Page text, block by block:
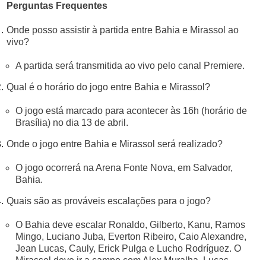
Perguntas Frequentes
Onde posso assistir à partida entre Bahia e Mirassol ao
vivo?
A partida será transmitida ao vivo pelo canal Premiere.
Qual é o horário do jogo entre Bahia e Mirassol?
O jogo está marcado para acontecer às 16h (horário de
Brasília) no dia 13 de abril.
Onde o jogo entre Bahia e Mirassol será realizado?
O jogo ocorrerá na Arena Fonte Nova, em Salvador,
Bahia.
Quais são as prováveis escalações para o jogo?
O Bahia deve escalar Ronaldo, Gilberto, Kanu, Ramos
Mingo, Luciano Juba, Everton Ribeiro, Caio Alexandre,
Jean Lucas, Cauly, Erick Pulga e Lucho Rodríguez. O